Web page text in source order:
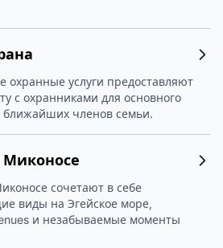
охранные услуги предоставляют
с охранниками для основного
ближайших членов семьи.
Миконосе
сочетают в себе
виды на Эгейское море,
и незабываемые моменты